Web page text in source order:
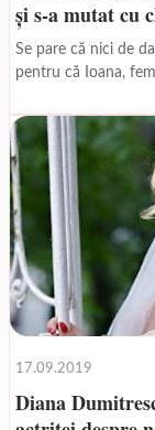
și s-a mutat cu
Se pare că nici de
pentru că Ioana,
17.09.2019
Diana